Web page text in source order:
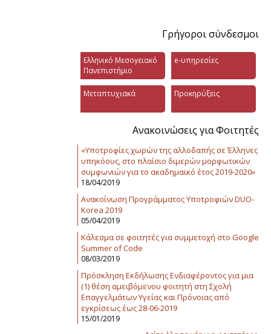
Γρήγοροι σύνδεσμοι
Ελληνικό Μεσογειακό
Πανεπιστήμιο
e-υπηρεσίες
Μεταπτυχιακά Προκηρύξεις
Ανακοινώσεις για Φοιτητές
«Υποτροφίες χωρών της αλλοδαπής σε Έλληνες
υπηκόους, στο πλαίσιο διμερών μορφωτικών
συμφωνιών για το ακαδημαϊκό έτος 2019-2020»
18/04/2019
Ανακοίνωση Προγράμματος Υποτροφιών DUO-
Korea 2019
05/04/2019
Κάλεσμα σε φοιτητές για συμμετοχή στο Google
Summer of Code
08/03/2019
Πρόσκληση Εκδήλωσης Ενδιαφέροντος για μια
(1) θέση αμειβόμενου φοιτητή στη Σχολή
Επαγγελμάτων Υγείας και Πρόνοιας από
εγκρίσεως έως 28-06-2019
15/01/2019